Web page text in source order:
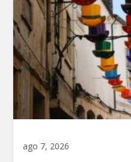
ago 7, 2026